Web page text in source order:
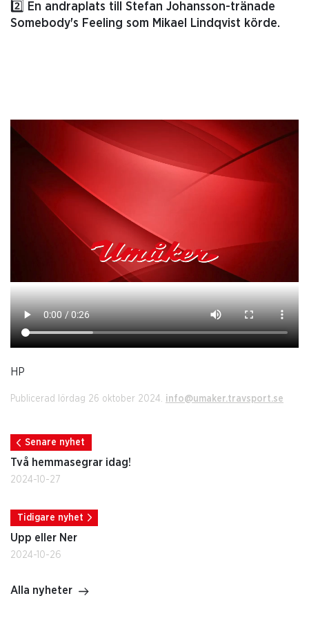
2️⃣ En andraplats till Stefan Johansson-tränade
Somebody's Feeling som Mikael Lindqvist körde.
HP
Publicerad lördag 26 oktober 2024. info@umaker.travsport.se
Senare nyhet
Två hemmasegrar idag!
2024-10-27
Tidigare nyhet
Upp eller Ner
2024-10-26
Alla nyheter